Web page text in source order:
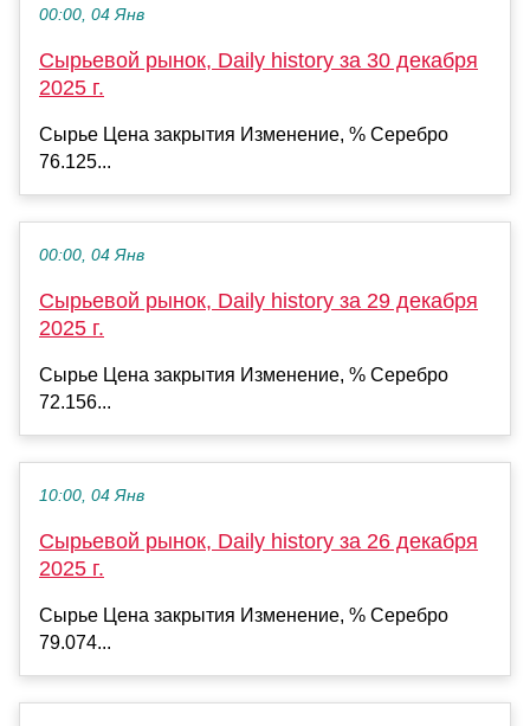
00:00, 04 Янв
Сырьевой рынок, Daily history за 30 декабря
2025 г.
Сырье Цена закрытия Изменение, % Серебро
76.125...
00:00, 04 Янв
Сырьевой рынок, Daily history за 29 декабря
2025 г.
Сырье Цена закрытия Изменение, % Серебро
72.156...
10:00, 04 Янв
Сырьевой рынок, Daily history за 26 декабря
2025 г.
Сырье Цена закрытия Изменение, % Серебро
79.074...